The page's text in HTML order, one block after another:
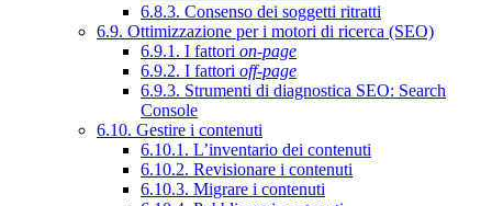
6.8.3. Consenso dei soggetti ritratti
6.9. Ottimizzazione per i motori di ricerca (SEO)
6.9.1. I fattori on-page
6.9.2. I fattori off-page
6.9.3. Strumenti di diagnostica SEO: Search
Console
6.10. Gestire i contenuti
6.10.1. L’inventario dei contenuti
6.10.2. Revisionare i contenuti
6.10.3. Migrare i contenuti